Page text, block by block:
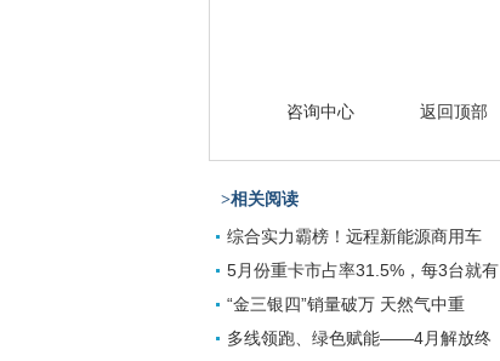
咨询中心 返回顶部
>相关阅读
综合实力霸榜！远程新能源商用车
5月份重卡市占率31.5%，每3台就有
“金三银四”销量破万 天然气中重
多线领跑、绿色赋能——4月解放终